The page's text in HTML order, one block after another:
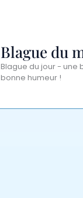
Blague du
Blague du jour - une
bonne humeur !